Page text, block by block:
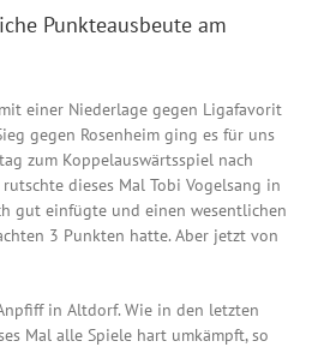
Punkteausbeute am
einer Niederlage gegen Ligafavorit
gegen Rosenheim ging es für uns
zum Koppelauswärtsspiel nach
dieses Mal Tobi Vogelsang in
gut einfügte und einen wesentlichen
3 Punkten hatte. Aber jetzt von
in Altdorf. Wie in den letzten
Mal alle Spiele hart umkämpft, so